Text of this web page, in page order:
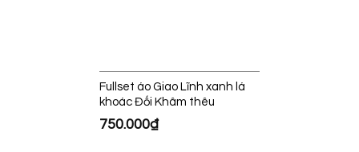
Fullset áo Giao Lĩnh xanh lá
khoác Đối Khâm thêu
750.000₫